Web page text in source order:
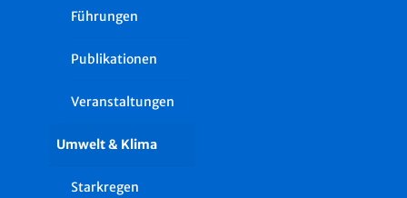
Führungen
Publikationen
Veranstaltungen
Umwelt & Klima
Starkregen